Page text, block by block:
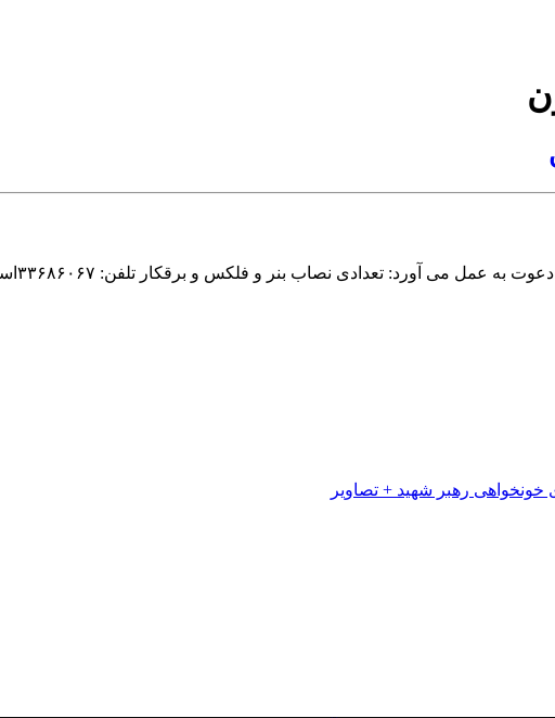
می آورد: تعدادی نصاب بنر و فلکس و برقکار تلفن: ۳۳۶۸۶۰۶۷استخدام